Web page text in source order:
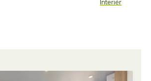
Interiér